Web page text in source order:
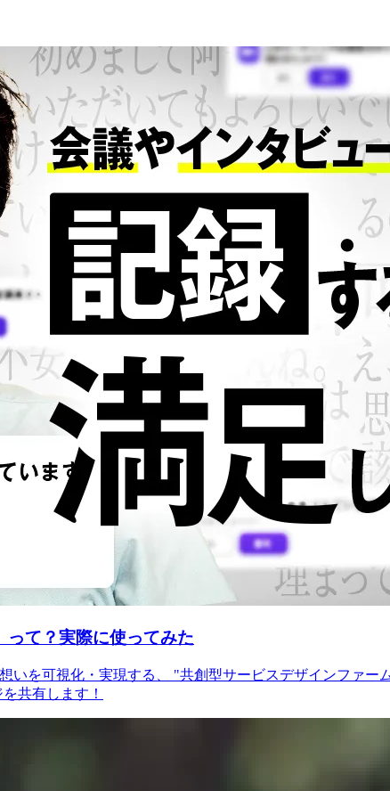
て？実際に使ってみた
を可視化・実現する、 "共創型サービスデザインファー
共有します！